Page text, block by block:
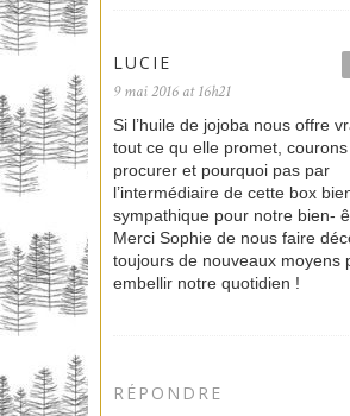
LUCIE
9 mai 2016 at 16h21
Si l’huile de jojoba nous offre
tout ce qu elle promet,
procurer et pourquoi pas par
l’intermédiaire de cette box
sympathique pour notre bien-
Merci Sophie de nous faire
toujours de nouveaux moyens
embellir notre quotidien !
RÉPONDRE